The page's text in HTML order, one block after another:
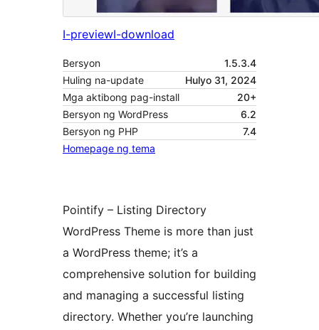
I-previewI-download
Bersyon
1.5.3.4
Huling na-update
Hulyo 31, 2024
Mga aktibong pag-install
20+
Bersyon ng WordPress
6.2
Bersyon ng PHP
7.4
Homepage ng tema
Pointify – Listing Directory
WordPress Theme is more than just
a WordPress theme; it’s a
comprehensive solution for building
and managing a successful listing
directory. Whether you’re launching